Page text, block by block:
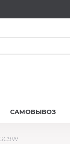
САМОВЫВОЗ